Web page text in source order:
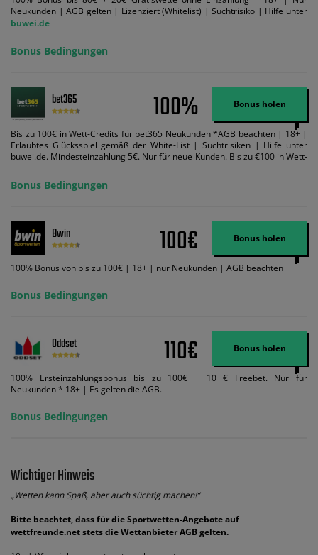
Neukunden | AGB gelten | Lizenziert (Whitelist) | Suchtrisiko | Hilfe unter
buwei.de
Bonus Bedingungen
bet365 100% Bonus holen
Bis zu 100€ in Wett-Credits für bet365 Neukunden *AGB beachten | 18+ |
Erlaubtes Glücksspiel gemäß der White-List | Suchtrisiken | Hilfe unter
buwei.de. Mindesteinzahlung 5€. Nur für neue Kunden. Bis zu €100 in Wett-
ein und wir geben Ihnen die entsprechende qualifizierende Einzahlung in
Wett-Credits, wenn Sie qualifizierende Wetten im gleichen Wert platzieren
Wett-Credits aus. Es gelten die AGB, Zeitlimits und Ausnahmen. Der Bonus-
Code VIPANGEBOT kann während der Anmeldung benutzt werden, jedoch
ändert dies den Angebotsbetrag in keinster Weise.
Bonus Bedingungen
Bwin 100€ Bonus holen
100% Bonus von bis zu 100€ | 18+ | nur Neukunden | AGB beachten
Bonus Bedingungen
Oddset 110€ Bonus holen
100% Ersteinzahlungsbonus bis zu 100€ + 10 € Freebet. Nur für
Neukunden * 18+ | Es gelten die AGB.
Bonus Bedingungen
Wichtiger Hinweis
„Wetten kann Spaß, aber auch süchtig machen!“
Bitte beachtet, dass für die Sportwetten-Angebote auf
wettfreunde.net stets die Wettanbieter AGB gelten.